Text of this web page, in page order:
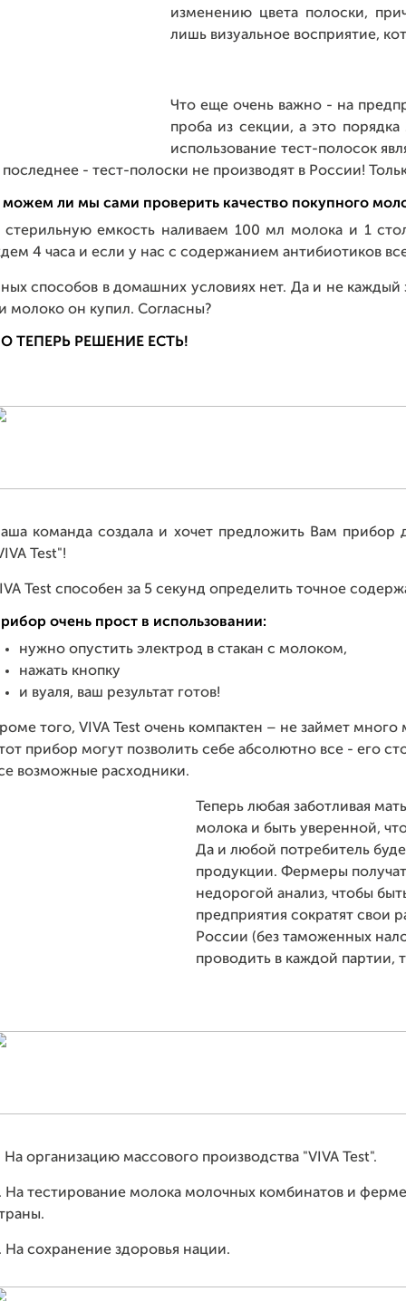
изменению цвета полоски,
лишь визуальное восприятие,
Что еще очень важно - на
проба из секции, а это
использование тест-полосок
последнее - тест-полоски не производят в России!
можем ли мы сами проверить качество покупного
стерильную емкость наливаем 100 мл молока и 1
4 часа и если у нас с содержанием антибиотиков
способов в домашних условиях нет. Да и не каждый
молоко он купил. Согласны?
ТЕПЕРЬ РЕШЕНИЕ ЕСТЬ!
команда создала и хочет предложить Вам прибор
Test"!
Test способен за 5 секунд определить точное
очень прост в использовании:
нужно опустить электрод в стакан с молоком,
нажать кнопку
и вуаля, ваш результат готов!
того, VIVA Test очень компактен – не займет
прибор могут позволить себе абсолютно все - его
возможные расходники.
Теперь любая заботливая
молока и быть уверенной,
Да и любой потребитель
продукции. Фермеры
недорогой анализ, чтобы
предприятия сократят свои
России (без таможенных
проводить в каждой партии,
На организацию массового производства "VIVA Test".
На тестирование молока молочных комбинатов и
На сохранение здоровья нации.